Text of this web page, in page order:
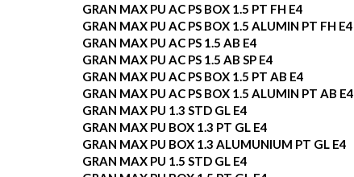
GRAN MAX PU AC PS BOX 1.5 PT FH E4
GRAN MAX PU AC PS BOX 1.5 ALUMIN PT FH E4
GRAN MAX PU AC PS 1.5 AB E4
GRAN MAX PU AC PS 1.5 AB SP E4
GRAN MAX PU AC PS BOX 1.5 PT AB E4
GRAN MAX PU AC PS BOX 1.5 ALUMIN PT AB E4
GRAN MAX PU 1.3 STD GL E4
GRAN MAX PU BOX 1.3 PT GL E4
GRAN MAX PU BOX 1.3 ALUMUNIUM PT GL E4
GRAN MAX PU 1.5 STD GL E4